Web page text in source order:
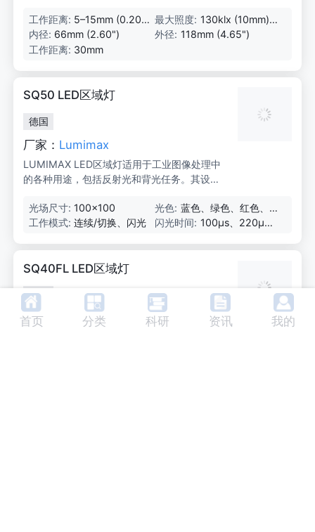
工作距离: 5–15mm (0.20–
0.59")
最大照度: 130klx (10mm)
(0.39")
内径: 66mm (2.60") 外径: 118mm (4.65")
工作距离: 30mm
SQ50 LED区域灯
德国
厂家： Lumimax
LUMIMAX LED区域灯适用于工业图像处理中
的各种用途，包括反射光和背光任务。其设计
D区域灯基于LightGuide技术，采用最先进的
技术，确保整个光场的均匀性和辐照强度达到
比度并最大限度地减少手动工作站的眩光效
应。LED区域灯可以在有摄像头孔和无摄像头
光场尺寸: 100x100 光色: 蓝色、绿色、红色、
红外线、白色
工作模式: 连续/切换、闪光 闪光时间: 100μs、220μ
SQ40FL LED区域灯
德国
厂家： Lumimax
首页 分类 科研 资讯 我的